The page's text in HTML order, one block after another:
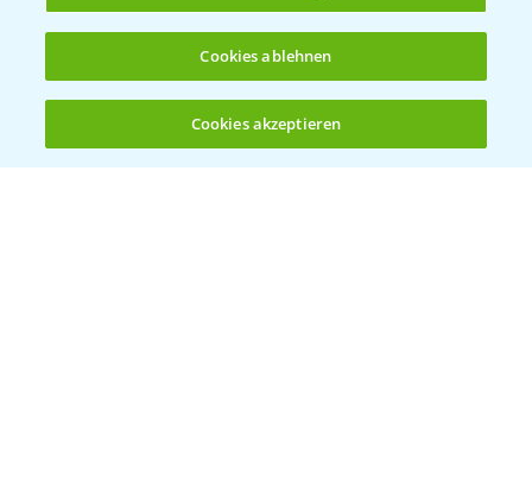
(noch 4)
Folgen Sie uns
Cookies ablehnen
Cookies akzeptieren